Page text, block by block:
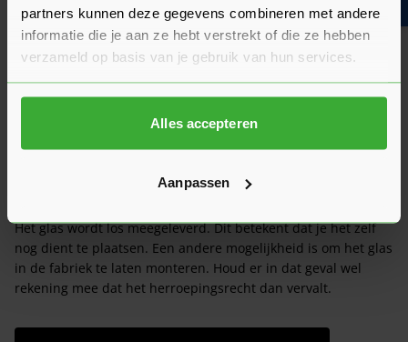
partners kunnen deze gegevens combineren met andere
informatie die je aan ze hebt verstrekt of die ze hebben
verzameld op basis van je gebruik van hun services.
Alles accepteren
Aanpassen
Skantrae Cube binnendeuren met
glas?
Voor meer lichtinval in je woning kies je voor een Skantrae
en satinato glas. Wil je iets meer privacy, maar toch
voldoende licht? Kies dan voor satinato glas. Voorbeelden van
Skantrae Cube binnendeuren met glas uit ons aanbod zijn
Het glas wordt los meegeleverd. Dit betekent dat je het zelf
nog dient te plaatsen. Een andere mogelijkheid is om het glas
in de fabriek te laten monteren. Houd er in dat geval wel
rekening mee dat het herroepingsrecht dan vervalt.